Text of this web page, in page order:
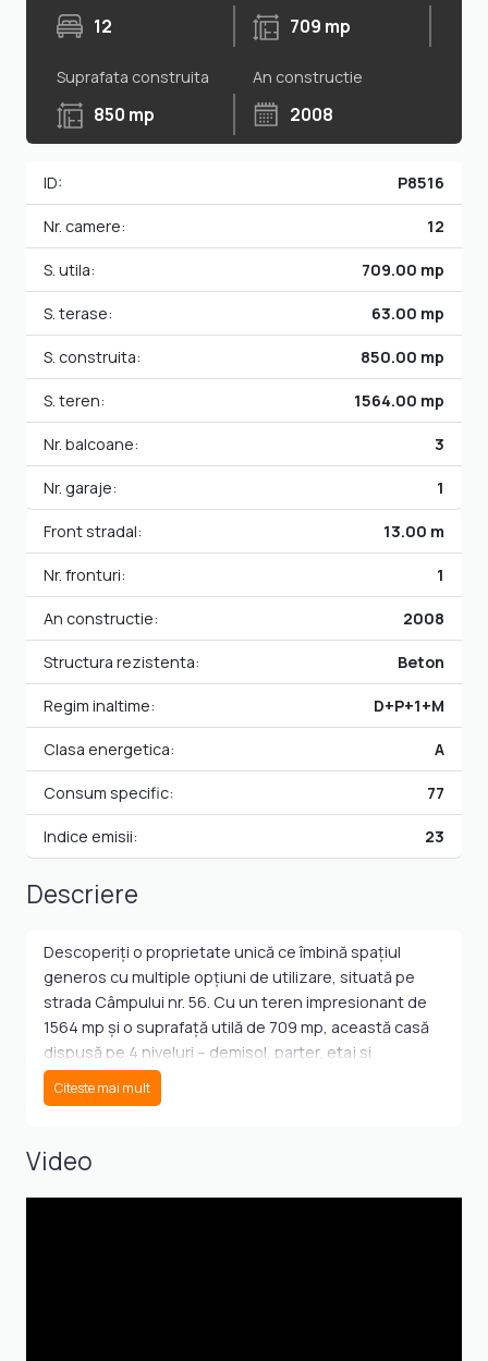
12 709 mp
Suprafata construita
850 mp
An constructie
2008
ID: P8516
Nr. camere: 12
S. utila: 709.00 mp
S. terase: 63.00 mp
S. construita: 850.00 mp
S. teren: 1564.00 mp
Nr. balcoane: 3
Nr. garaje: 1
Front stradal: 13.00 m
Nr. fronturi: 1
An constructie: 2008
Structura rezistenta: Beton
Regim inaltime: D+P+1+M
Clasa energetica: A
Consum specific: 77
Indice emisii: 23
Descriere
Descoperiți o proprietate unică ce îmbină spațiul
generos cu multiple opțiuni de utilizare, situată pe
strada Câmpului nr. 56. Cu un teren impresionant de
1564 mp și o suprafață utilă de 709 mp, această casă
dispusă pe 4 niveluri – demisol, parter, etaj și
mansardă – este alegerea perfectă pentru o afacere
prosperă sau pentru a crea o reședință de prestigiu.
Caracteristici Cheie:
Suprafață și Configurație Generoasă: Cele 4 niveluri
Citeste mai mult
Video